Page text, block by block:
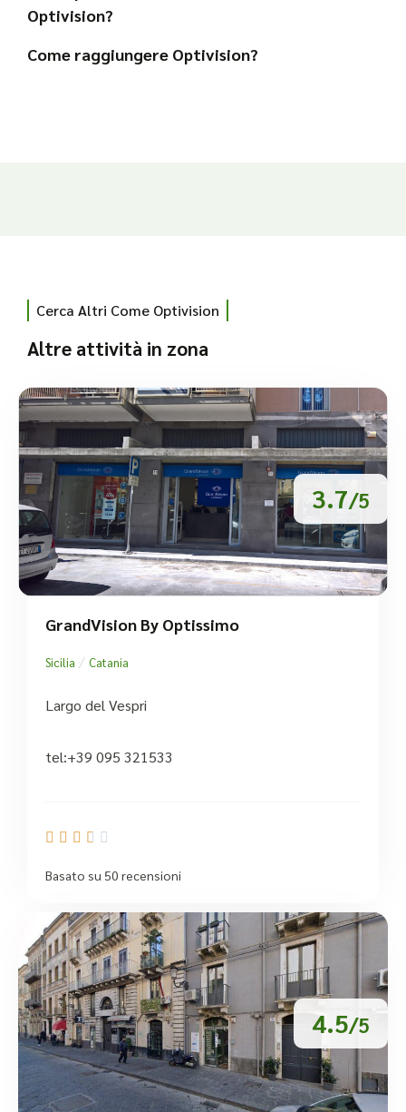
Optivision?
Come raggiungere Optivision?
Cerca Altri Come Optivision
Altre attività in zona
3.7/5
GrandVision By Optissimo
Sicilia / Catania
Largo del Vespri
tel:+39 095 321533
    
Basato su 50 recensioni
4.5/5